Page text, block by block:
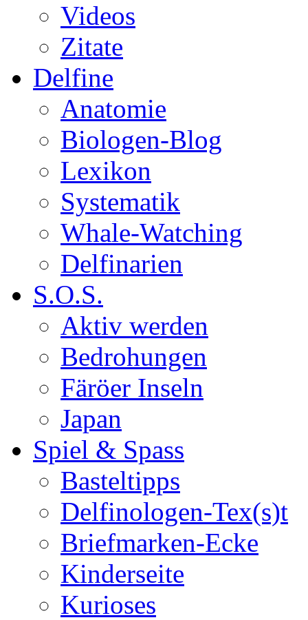
Videos
Zitate
Delfine
Anatomie
Biologen-Blog
Lexikon
Systematik
Whale-Watching
Delfinarien
S.O.S.
Aktiv werden
Bedrohungen
Färöer Inseln
Japan
Spiel & Spass
Basteltipps
Delfinologen-Tex(s)t
Briefmarken-Ecke
Kinderseite
Kurioses